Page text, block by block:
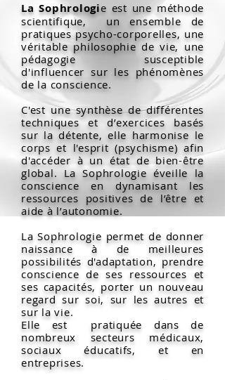
La Sophrologie est une méthode
scientifique, un ensemble de
pratiques psycho-corporelles, une
véritable philosophie de vie, une
pédagogie susceptible
d'influencer sur les phénomènes
de la conscience.
C'est une synthèse de différentes
techniques et d’exercices basés
sur la détente, elle harmonise le
corps et l'esprit (psychisme) afin
d'accéder à un état de bien-être
global. La Sophrologie éveille la
conscience en dynamisant les
ressources positives de l’être et
aide à l’autonomie.
La Sophrologie permet de donner
naissance à de meilleures
possibilités d'adaptation, prendre
conscience de ses ressources et
ses capacités, porter un nouveau
regard sur soi, sur les autres et
sur la vie.
Elle est pratiquée dans de
nombreux secteurs médicaux,
sociaux éducatifs, et en
entreprises.